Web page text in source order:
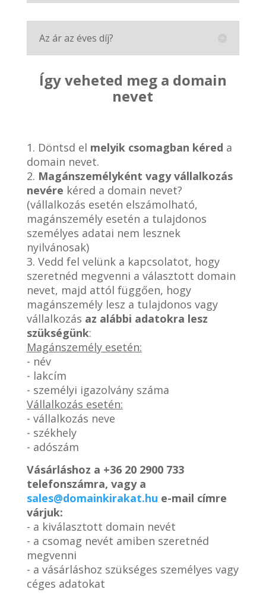
Az ár az éves díj?
Így veheted meg a domain
nevet
1. Döntsd el melyik csomagban kéred a
domain nevet.
2. Magánszemélyként vagy vállalkozás
nevére kéred a domain nevet?
(vállalkozás esetén elszámolható,
magánszemély esetén a tulajdonos
személyes adatai nem lesznek
nyilvánosak)
3. Vedd fel velünk a kapcsolatot, hogy
szeretnéd megvenni a választott domain
nevet, majd attól függően, hogy
magánszemély lesz a tulajdonos vagy
vállalkozás az alábbi adatokra lesz
szükségünk:
Magánszemély esetén:
- név
- lakcím
- személyi igazolvány száma
Vállalkozás esetén:
- vállalkozás neve
- székhely
- adószám
Vásárláshoz a +36 20 2900 733
telefonszámra, vagy a
sales@domainkirakat.hu e-mail címre
várjuk:
- a kiválasztott domain nevét
- a csomag nevét amiben szeretnéd
megvenni
- a vásárláshoz szükséges személyes vagy
céges adatokat